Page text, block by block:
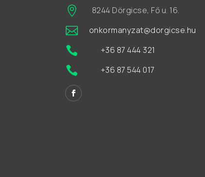
 8244 Dörgicse, Fő u. 16.
 onkormanyzat@dorgicse.hu
 +36 87 444 321
 +36 87 544 017